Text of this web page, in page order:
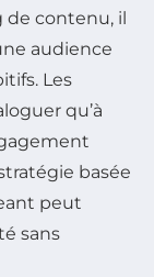
contenu, il
audience
Les
qu’à
basée
peut
sans